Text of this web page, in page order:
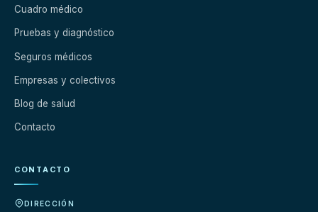
Cuadro médico
Pruebas y diagnóstico
Seguros médicos
Empresas y colectivos
Blog de salud
Contacto
CONTACTO
DIRECCIÓN